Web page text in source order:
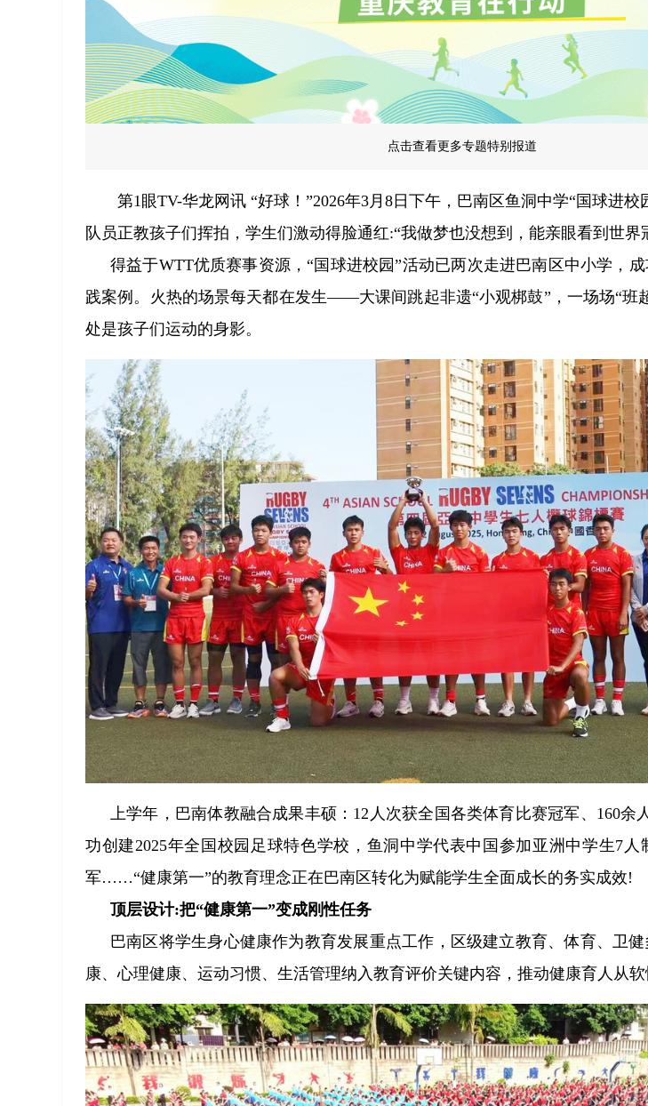
点击查看更多专题特别报道
第1眼TV-华龙网讯 “好球！”2026年3月8日下午，巴南区鱼洞中学“国球进
队员正教孩子们挥拍，学生们激动得脸通红:“我做梦也没想到，能亲眼看到世界
得益于WTT优质赛事资源，“国球进校园”活动已两次走进巴南区中小学，
践案例。火热的场景每天都在发生——大课间跳起非遗“小观梆鼓”，一场场“班
处是孩子们运动的身影。
上学年，巴南体教融合成果丰硕：12人次获全国各类体育比赛冠军、160余
功创建2025年全国校园足球特色学校，鱼洞中学代表中国参加亚洲中学生7
军……“健康第一”的教育理念正在巴南区转化为赋能学生全面成长的务实成效!
顶层设计:把“健康第一”变成刚性任务
巴南区将学生身心健康作为教育发展重点工作，区级建立教育、体育、卫
康、心理健康、运动习惯、生活管理纳入教育评价关键内容，推动健康育人从软